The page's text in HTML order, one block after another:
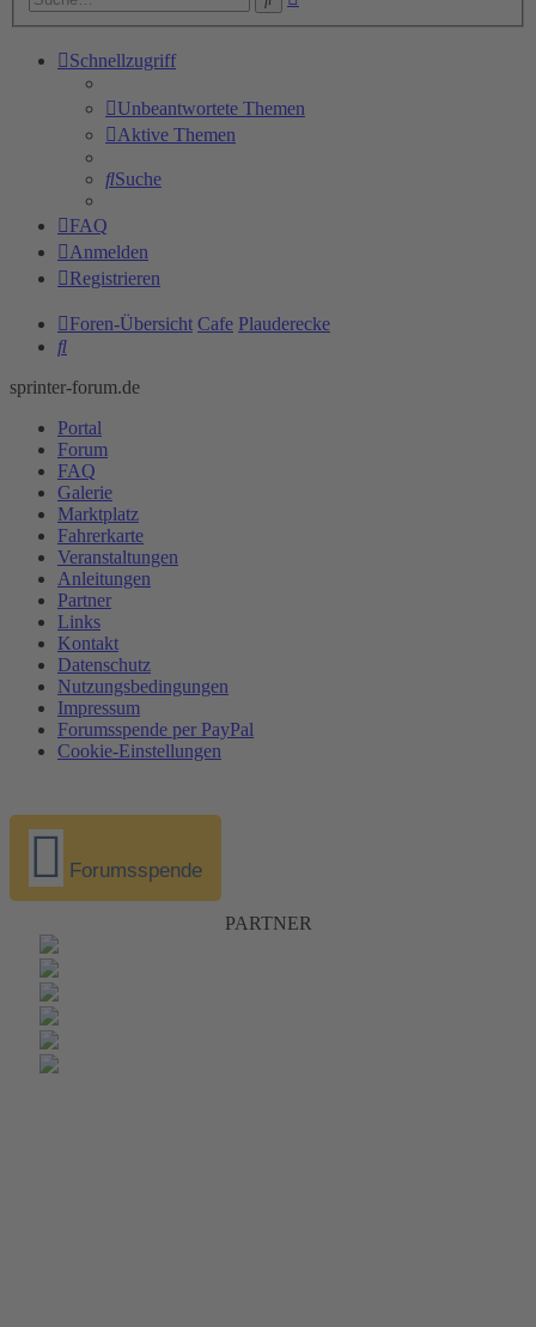
Schnellzugriff
Unbeantwortete Themen
Aktive Themen
Suche
FAQ
Anmelden
Registrieren
Foren-Übersicht Cafe Plauderecke
Suche
sprinter-forum.de
Portal
Forum
FAQ
Galerie
Marktplatz
Fahrerkarte
Veranstaltungen
Anleitungen
Partner
Links
Kontakt
Datenschutz
Nutzungsbedingungen
Impressum
Forumsspende per PayPal
Cookie-Einstellungen
Forumsspende
PARTNER